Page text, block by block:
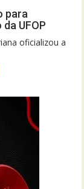
para
UFOP
oficializou a